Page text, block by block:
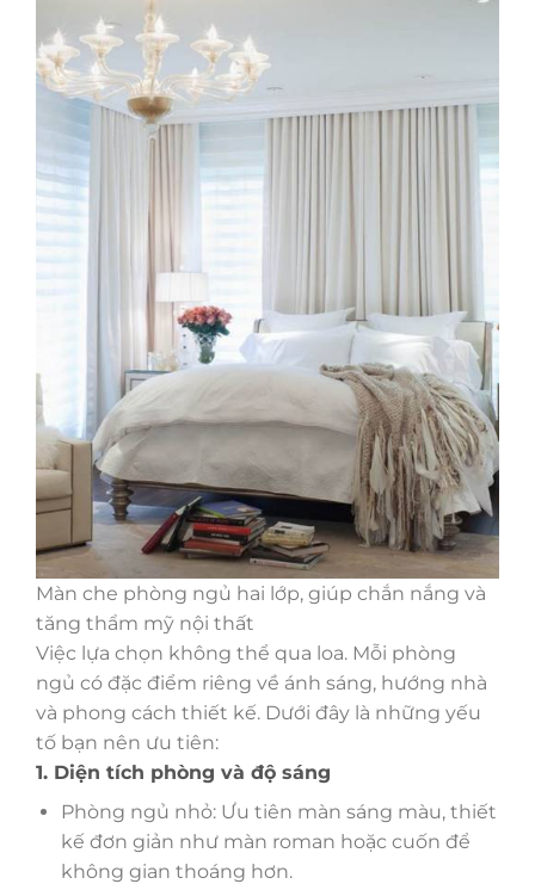
Màn che phòng ngủ hai lớp, giúp chắn nắng và
tăng thẩm mỹ nội thất
Việc lựa chọn không thể qua loa. Mỗi phòng
ngủ có đặc điểm riêng về ánh sáng, hướng nhà
và phong cách thiết kế. Dưới đây là những yếu
tố bạn nên ưu tiên:
1. Diện tích phòng và độ sáng
Phòng ngủ nhỏ: Ưu tiên màn sáng màu, thiết
kế đơn giản như màn roman hoặc cuốn để
không gian thoáng hơn.